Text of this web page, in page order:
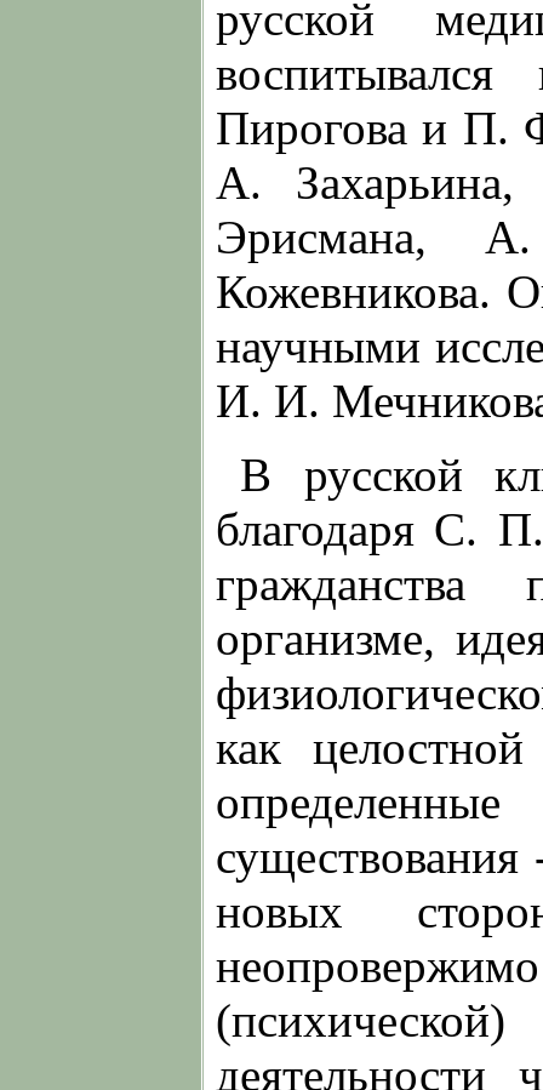
русской
Пирогова и П.
А.
Эрисмана,
Кожевникова.
научными
И. И.
В русской
благодаря С.
гражданства
организме,
как
существования
новых
деятельности